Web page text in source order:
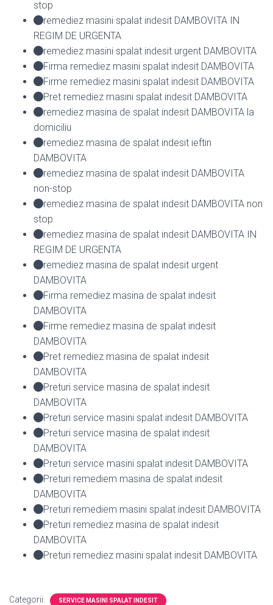
stop
remediez masini spalat indesit DAMBOVITA IN
REGIM DE URGENTA
remediez masini spalat indesit urgent DAMBOVITA
Firma remediez masini spalat indesit DAMBOVITA
Firme remediez masini spalat indesit DAMBOVITA
Pret remediez masini spalat indesit DAMBOVITA
remediez masina de spalat indesit DAMBOVITA la
domiciliu
remediez masina de spalat indesit ieftin
DAMBOVITA
remediez masina de spalat indesit DAMBOVITA
non-stop
remediez masina de spalat indesit DAMBOVITA non
stop
remediez masina de spalat indesit DAMBOVITA IN
REGIM DE URGENTA
remediez masina de spalat indesit urgent
DAMBOVITA
Firma remediez masina de spalat indesit
DAMBOVITA
Firme remediez masina de spalat indesit
DAMBOVITA
Pret remediez masina de spalat indesit
DAMBOVITA
Preturi service masina de spalat indesit
DAMBOVITA
Preturi service masini spalat indesit DAMBOVITA
Preturi service masina de spalat indesit
DAMBOVITA
Preturi service masini spalat indesit DAMBOVITA
Preturi remediem masina de spalat indesit
DAMBOVITA
Preturi remediem masini spalat indesit DAMBOVITA
Preturi remediez masina de spalat indesit
DAMBOVITA
Preturi remediez masini spalat indesit DAMBOVITA
Categorii: SERVICE MASINI SPALAT INDESIT